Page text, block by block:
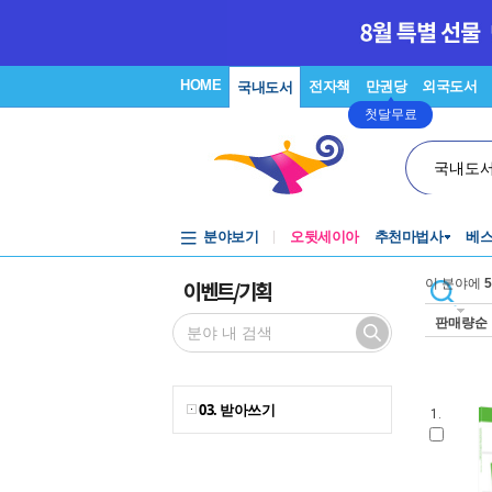
HOME 국내도서 전자책 만권당
첫달무료
외국도서
국내도
분야보기 오뒷세이아 추천마법사 베
이벤트/기획
03. 받아쓰기
이 분야에 5
판매량순
1.